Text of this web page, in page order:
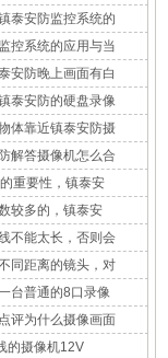
泰安防监控系统的
控系统的应用与当
安防晚上画面有白
泰安防的硬盘录像
体靠近镇泰安防摄
解答摄像机怎么合
重要性，镇泰安
较多的，镇泰安
不能太长，否则会
同距离的镜头，对
台普通的8口录像
评为什么摄像画面
的摄像机12V